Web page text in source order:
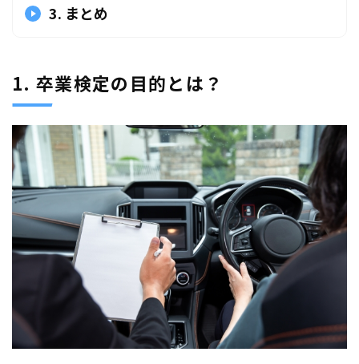
3. まとめ
1. 卒業検定の目的とは？